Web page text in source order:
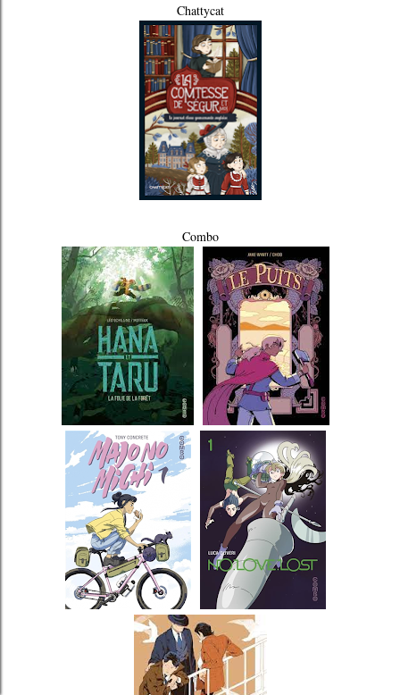
Chattycat
Combo